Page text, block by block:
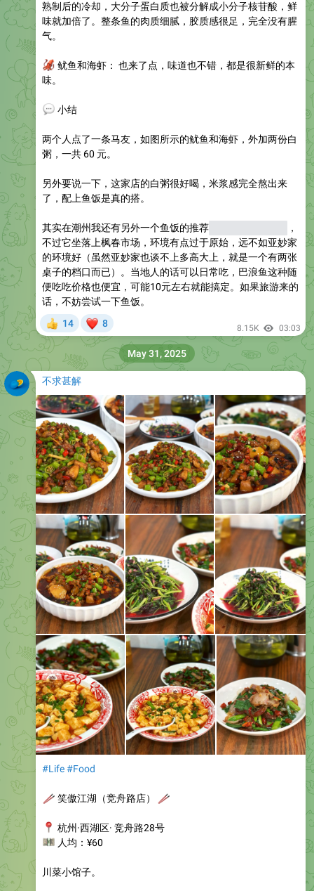
熟制后的冷却，大分子蛋白质也被分解成小分子核苷酸，鲜
味就加倍了。整条鱼的肉质细腻，胶质感很足，完全没有腥
气。
鱿鱼和海虾： 也来了点，味道也不错，都是很新鲜的本
味。
小结
两个人点了一条马友，如图所示的鱿鱼和海虾，外加两份白
粥，一共 60 元。
另外要说一下，这家店的白粥很好喝，米浆感完全熬出来
了，配上鱼饭是真的搭。
其实在潮州我还有另外一个鱼饭的推荐
，
不过它坐落上枫春市场，环境有点过于原始，远不如亚妙家
的环境好（虽然亚妙家也谈不上多高大上，就是一个有两张
桌子的档口而已）。当地人的话可以日常吃，巴浪鱼这种随
便吃吃价格也便宜，可能10元左右就能搞定。如果旅游来的
话，不妨尝试一下鱼饭。
14 8 8.15K 03:03
不求甚解
#Life#Food
笑傲江湖（竞舟路店）
🥢
杭州·西湖区· 竞舟路28号
人均：¥60
川菜小馆子。
May 31, 2025